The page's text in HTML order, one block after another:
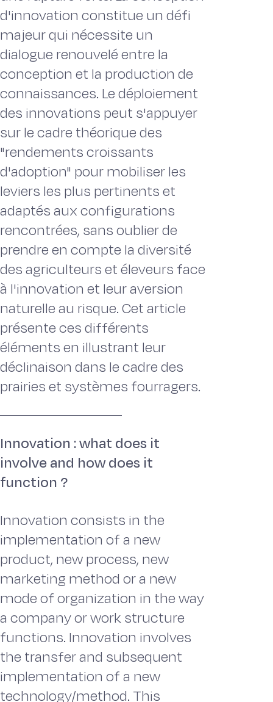
d'innovation constitue un défi
majeur qui nécessite un
dialogue renouvelé entre la
conception et la production de
connaissances. Le déploiement
des innovations peut s'appuyer
sur le cadre théorique des
"rendements croissants
d'adoption" pour mobiliser les
leviers les plus pertinents et
adaptés aux configurations
rencontrées, sans oublier de
prendre en compte la diversité
des agriculteurs et éleveurs face
à l'innovation et leur aversion
naturelle au risque. Cet article
présente ces différents
éléments en illustrant leur
déclinaison dans le cadre des
prairies et systèmes fourragers.
Innovation : what does it
involve and how does it
function ?
Innovation consists in the
implementation of a new
product, new process, new
marketing method or a new
mode of organization in the way
a company or work structure
functions. Innovation involves
the transfer and subsequent
implementation of a new
technology/method. This